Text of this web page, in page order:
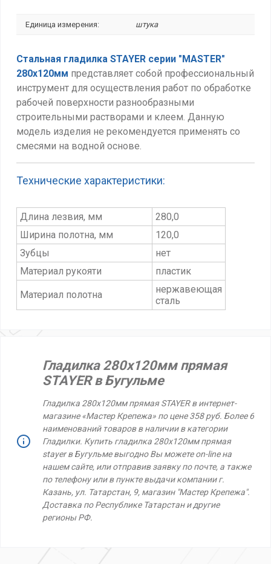
Единица измерения: штука
Стальная гладилка STAYER серии "MASTER"
280х120мм представляет собой профессиональный
инструмент для осуществления работ по обработке
рабочей поверхности разнообразными
строительными растворами и клеем. Данную
модель изделия не рекомендуется применять со
смесями на водной основе.
Технические характеристики:
Длина лезвия, мм
280,0
Ширина полотна, мм
120,0
Зубцы
нет
Материал рукояти
пластик
Материал полотна
нержавеющая
сталь
Гладилка 280х120мм прямая
STAYER в Бугульме
Гладилка 280х120мм прямая STAYER в интернет-
магазине «Мастер Крепежа» по цене 358 руб. Более 6
наименований товаров в наличии в категории
Гладилки. Купить гладилка 280х120мм прямая
stayer в Бугульме выгодно Вы можете on-line на
нашем сайте, или отправив заявку по почте, а также
по телефону или в пункте выдачи компании г.
Казань, ул. Татарстан, 9, магазин "Мастер Крепежа".
Доставка по Республике Татарстан и другие
регионы РФ.